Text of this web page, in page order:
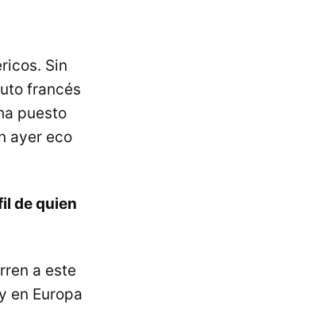
Sin
francés
puesto
ayer eco
de quien
a este
en Europa